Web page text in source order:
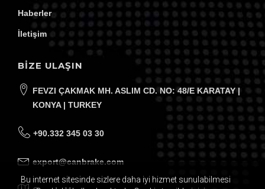
Haberler
İletişim
BİZE ULAŞIN
FEVZI ÇAKMAK MH. ASLIM CD. NO: 48/E KARATAY |
KONYA | TURKEY
+90.332 345 03 30
export@canbrake.com
Bu internet sitesinde sizlere daha iyi hizmet sunulabilmesi